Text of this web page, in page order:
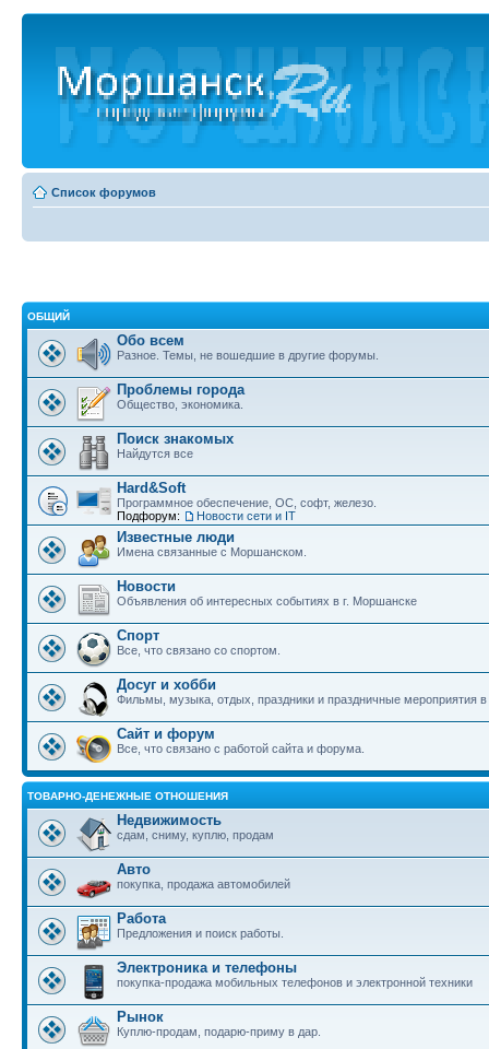
Список форумов
ОБЩИЙ
Обо всем
Разное. Темы, не вошедшие в другие форумы.
Проблемы города
Общество, экономика.
Поиск знакомых
Найдутся все
Hard&Soft
Программное обеспечение, ОС, софт, железо.
Подфорум:
Новости сети и IT
Известные люди
Имена связанные с Моршанском.
Новости
Объявления об интересных событиях в г. Моршанске
Спорт
Все, что связано со спортом.
Досуг и хобби
Фильмы, музыка, отдых, праздники и праздничные мероприятия
Сайт и форум
Все, что связано с работой сайта и форума.
ТОВАРНО-ДЕНЕЖНЫЕ ОТНОШЕНИЯ
Недвижимость
сдам, сниму, куплю, продам
Авто
покупка, продажа автомобилей
Работа
Предложения и поиск работы.
Электроника и телефоны
покупка-продажа мобильных телефонов и электронной техники
Рынок
Куплю-продам, подарю-приму в дар.